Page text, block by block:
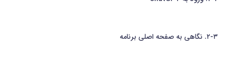
۲-۳. نگاهی به صفحه اصلی برنامه